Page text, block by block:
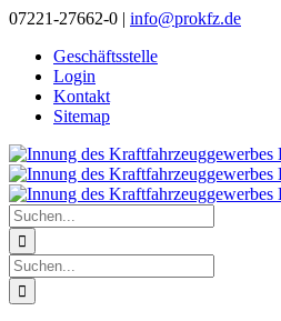
Zum
springen
07221-27662-0 | info@prokfz.de
Geschäftsstelle
Login
Kontakt
Sitemap
Suche
nach:
Suche
nach: